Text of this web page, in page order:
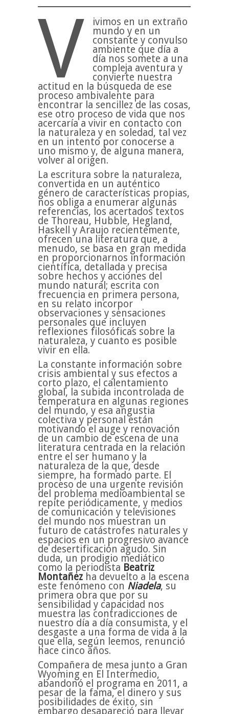
V ivimos en un extraño
mundo y en un
constante y convulso
ambiente que día a
día nos somete a una
compleja aventura y
convierte nuestra
actitud en la búsqueda de ese
proceso ambivalente para
encontrar la sencillez de las cosas,
ese otro proceso de vida que nos
acercaría a vivir en contacto con
la naturaleza y en soledad, tal vez
en un intento por conocerse a
uno mismo y, de alguna manera,
volver al origen.
La escritura sobre la naturaleza,
convertida en un auténtico
género de características propias,
nos obliga a enumerar algunas
referencias, los acertados textos
de Thoreau, Hubble, Hegland,
Haskell y Araujo recientemente,
ofrecen una literatura que, a
menudo, se basa en gran medida
en proporcionarnos información
científica, detallada y precisa
sobre hechos y acciones del
mundo natural; escrita con
frecuencia en primera persona,
en su relato incorpor
observaciones y sensaciones
personales que incluyen
reflexiones filosóficas sobre la
naturaleza, y cuanto es posible
vivir en ella.
La constante información sobre
crisis ambiental y sus efectos a
corto plazo, el calentamiento
global, la subida incontrolada de
temperatura en algunas regiones
del mundo, y esa angustia
colectiva y personal están
motivando el auge y renovación
de un cambio de escena de una
literatura centrada en la relación
entre el ser humano y la
naturaleza de la que, desde
siempre, ha formado parte. El
proceso de una urgente revisión
del problema medioambiental se
repite periódicamente, y medios
de comunicación y televisiones
del mundo nos muestran un
futuro de catástrofes naturales y
espacios en un progresivo avance
de desertificación agudo. Sin
duda, un prodigio mediático
como la periodista Beatriz
Montañez ha devuelto a la escena
este fenómeno con Niadela, su
primera obra que por su
sensibilidad y capacidad nos
muestra las contradicciones de
nuestro día a día consumista, y el
desgaste a una forma de vida a la
que ella, según leemos, renunció
hace cinco años.
Compañera de mesa junto a Gran
Wyoming en El Intermedio,
abandonó el programa en 2011, a
pesar de la fama, el dinero y sus
posibilidades de éxito, sin
embargo desapareció para llevar